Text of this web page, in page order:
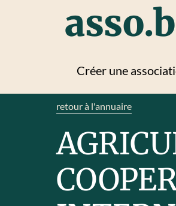
Créer une
retour à l'annuaire